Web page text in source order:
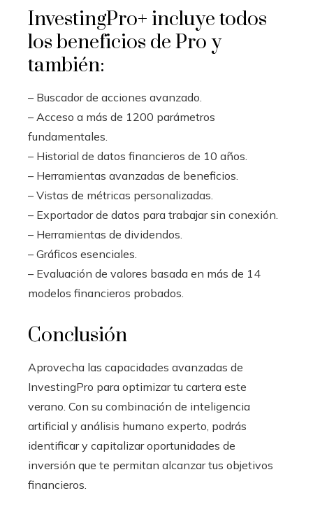
InvestingPro+ incluye todos
los beneficios de Pro y
también:
– Buscador de acciones avanzado.
– Acceso a más de 1200 parámetros
fundamentales.
– Historial de datos financieros de 10 años.
– Herramientas avanzadas de beneficios.
– Vistas de métricas personalizadas.
– Exportador de datos para trabajar sin conexión.
– Herramientas de dividendos.
– Gráficos esenciales.
– Evaluación de valores basada en más de 14
modelos financieros probados.
Conclusión
Aprovecha las capacidades avanzadas de
InvestingPro para optimizar tu cartera este
verano. Con su combinación de inteligencia
artificial y análisis humano experto, podrás
identificar y capitalizar oportunidades de
inversión que te permitan alcanzar tus objetivos
financieros.